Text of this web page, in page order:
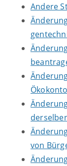
Andere
von